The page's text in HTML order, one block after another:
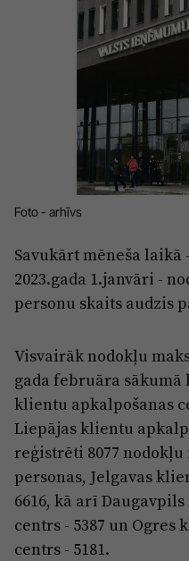
Salaspils
Jūrmala
Foto - arhīvs
Savukārt mēneša
2023.gada 1.janvāri -
personu skaits audzis
Visvairāk nodokļu
gada februāra
klientu apkalpošanas
Liepājas klientu
reģistrēti 8077
personas, Jelgavas
6616, kā arī
centrs - 5387 un
centrs - 5181.